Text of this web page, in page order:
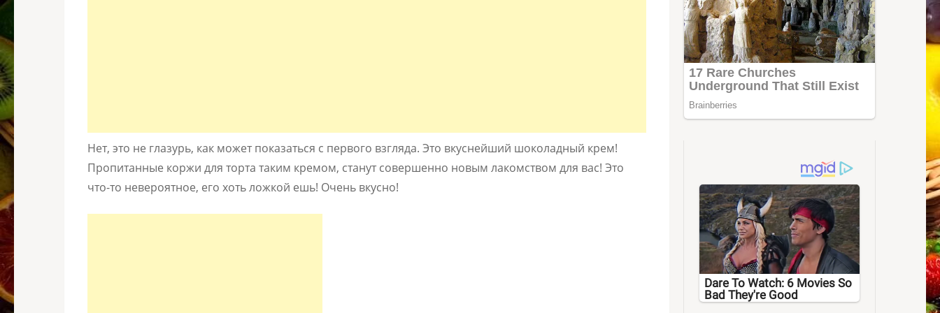
Нет, это не глазурь, как может показаться с первого взгляда. Это вкуснейший шоколадный крем!
Пропитанные коржи для торта таким кремом, станут совершенно новым лакомством для вас! Это
что-то невероятное, его хоть ложкой ешь! Очень вкусно!
Dare To Watch: 6 Movies So
Bad They're Good